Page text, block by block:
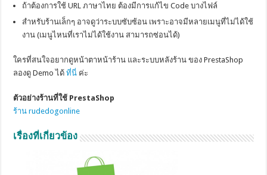
ถ้าต้องการใช้ URL ภาษาไทย ต้องมีการแก้ไข Code บางไฟล์
สำหรับร้านเล็กๆ อาจดูว่าระบบซับซ้อน เพราะอาจมีหลายเมนูที่ไม่ได้ใช้
งาน (เมนูไหนที่เราไม่ได้ใช้งาน สามารถซ่อนได้)
ใครที่สนใจอยากดูหน้าตาหน้าร้าน และระบบหลังร้าน ของ PrestaShop
ลองดู Demo ได้ที่นี่ ค่ะ
ตัวอย่างร้านที่ใช้ PrestaShop
ร้าน rudedogonline
เรื่องที่เกี่ยวข้อง